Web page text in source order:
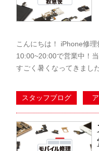
こんにちは！ iPhone修
10:00~20:00で営業中！
すごく暑くなってきまし
スタッフブログ